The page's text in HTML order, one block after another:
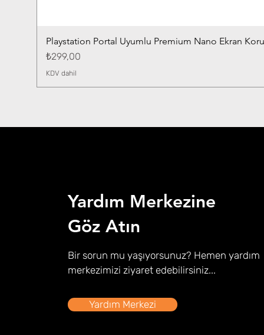
Playstation Portal Uyumlu Premium Nano Ekran
Fiyat
₺299,00
KDV dahil
Yardım Merkezine
Göz Atın
Bir sorun mu yaşıyorsunuz? Hemen yardım
merkezimizi ziyaret edebilirsiniz...
Yardım Merkezi